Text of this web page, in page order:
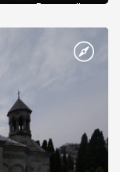
Василю ІІ, та
християнином.
Таврійського